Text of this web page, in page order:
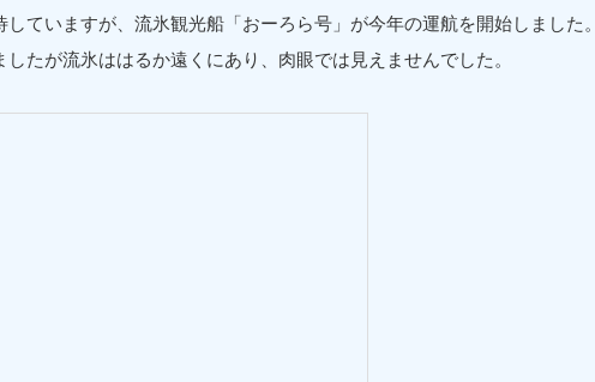
ていますが、流氷観光船「おーろら号」が今年の運航を開始しました。
たが流氷ははるか遠くにあり、肉眼では見えませんでした。